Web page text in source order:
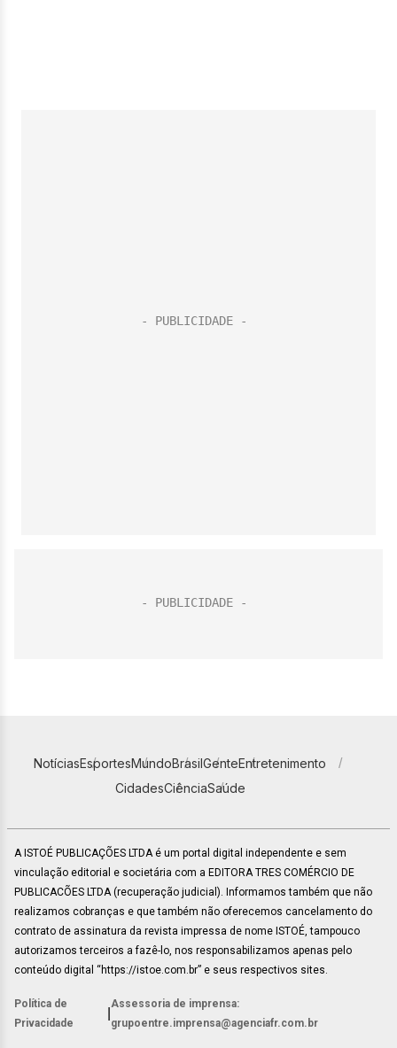
NotíciasEsportesMundoBrasilGenteEntretenimento
CidadesCiênciaSaúde
A ISTOÉ PUBLICAÇÕES LTDA é um portal digital independente e sem
vinculação editorial e societária com a EDITORA TRES COMÉRCIO DE
PUBLICACÕES LTDA (recuperação judicial). Informamos também que não
realizamos cobranças e que também não oferecemos cancelamento do
contrato de assinatura da revista impressa de nome ISTOÉ, tampouco
autorizamos terceiros a fazê-lo, nos responsabilizamos apenas pelo
conteúdo digital “https://istoe.com.br” e seus respectivos sites.
Política de
Privacidade
Assessoria de imprensa:
grupoentre.imprensa@agenciafr.com.br